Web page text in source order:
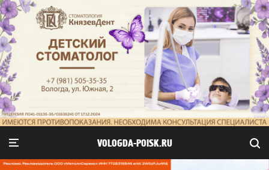
VOLOGDA-POISK.RU